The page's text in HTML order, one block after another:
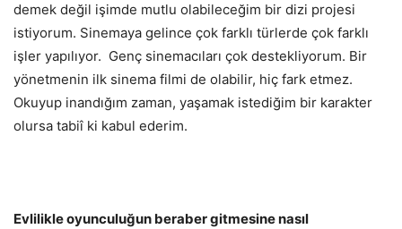
demek değil işimde mutlu olabileceğim bir dizi projesi
istiyorum. Sinemaya gelince çok farklı türlerde çok farklı
işler yapılıyor. Genç sinemacıları çok destekliyorum. Bir
yönetmenin ilk sinema filmi de olabilir, hiç fark etmez.
Okuyup inandığım zaman, yaşamak istediğim bir karakter
olursa tabiî ki kabul ederim.
Evlilikle oyunculuğun beraber gitmesine nasıl